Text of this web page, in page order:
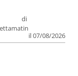
di
il 07/08/2026